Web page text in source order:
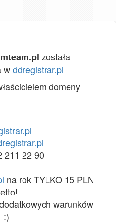
została
wddregistrar.pl
domeny
211 22 90
na rok TYLKO 15 PLN
warunków
:)